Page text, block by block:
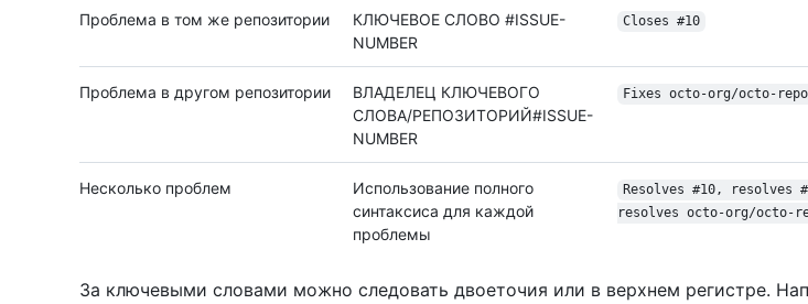
Проблема в том же репозитории
КЛЮЧЕВОЕ СЛОВО #ISSUE-
NUMBER
Closes #10
Проблема в другом репозитории
ВЛАДЕЛЕЦ КЛЮЧЕВОГО
СЛОВА/РЕПОЗИТОРИЙ#ISSUE-
NUMBER
Fixes octo-org/octo-
Несколько проблем
Использование полного
синтаксиса для каждой
проблемы
Resolves #10, resolves
resolves octo-org/octo-
За ключевыми словами можно следовать двоеточия или в верхнем регистре.